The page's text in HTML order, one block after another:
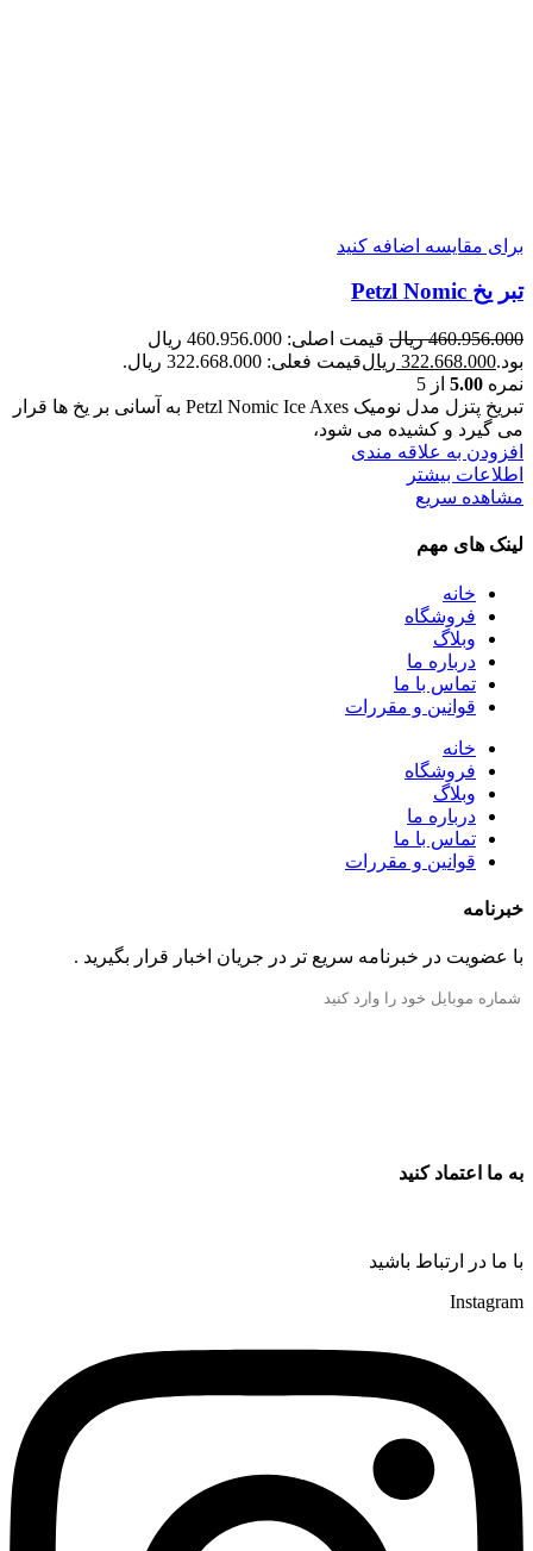
برای مقایسه اضافه کنید
تبر یخ Petzl Nomic
460.956.000 ریال
قیمت اصلی: 460.956.000 ریال
بود.322.668.000 ریالقیمت فعلی: 322.668.000 ریال.
نمره 5.00 از 5
تبریخ پتزل مدل نومیک Petzl Nomic Ice Axes به آسانی بر یخ ها قرار
می گیرد و کشیده می شود،
افزودن به علاقه مندی
اطلاعات بیشتر
مشاهده سریع
لینک های مهم
خانه
فروشگاه
وبلاگ
درباره ما
تماس با ما
قوانین و مقررات
خانه
فروشگاه
وبلاگ
درباره ما
تماس با ما
قوانین و مقررات
خبرنامه
با عضویت در خبرنامه سریع تر در جریان اخبار قرار بگیرید .
به ما اعتماد کنید
با ما در ارتباط باشید
Instagram